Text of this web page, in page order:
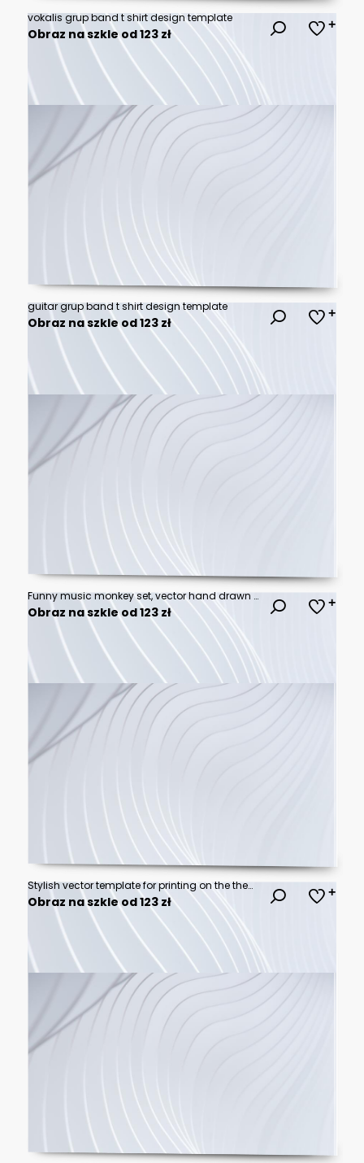
vokalis grup band t shirt design template
Obraz na szkle od 123 zł
guitar grup band t shirt design template
Obraz na szkle od 123 zł
Funny music monkey set, vector hand drawn illustration
Obraz na szkle od 123 zł
Stylish vector template for printing on the theme of rock music with a calligraphic inscription rock n roll
Obraz na szkle od 123 zł